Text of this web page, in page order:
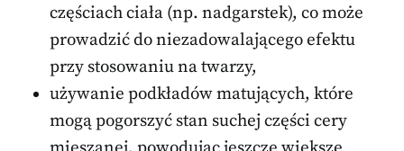
częściach ciała (np. nadgarstek), co może
prowadzić do niezadowalającego efektu
przy stosowaniu na twarzy,
używanie podkładów matujących, które
mogą pogorszyć stan suchej części cery